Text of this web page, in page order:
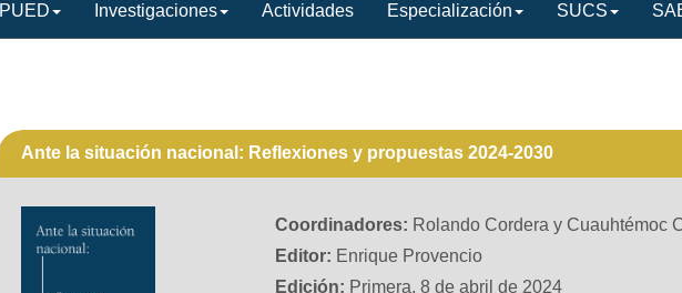
PUED Investigaciones Actividades Especialización SUCS
Ante la situación nacional: Reflexiones y propuestas 2024-2030
Coordinadores: Rolando Cordera y Cuauhtémoc
Editor: Enrique Provencio
Edición: Primera, 8 de abril de 2024